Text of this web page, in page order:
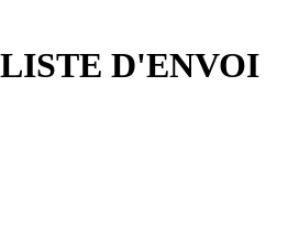
D'ENVOI